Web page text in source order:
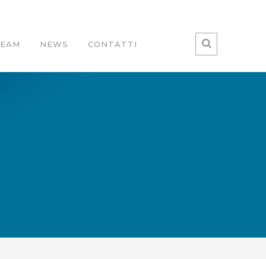
NEWS CONTATTI